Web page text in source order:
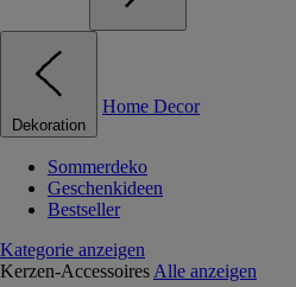
Dekoration
Home Decor
Sommerdeko
Geschenkideen
Bestseller
Kategorie anzeigen
Kerzen-Accessoires Alle anzeigen